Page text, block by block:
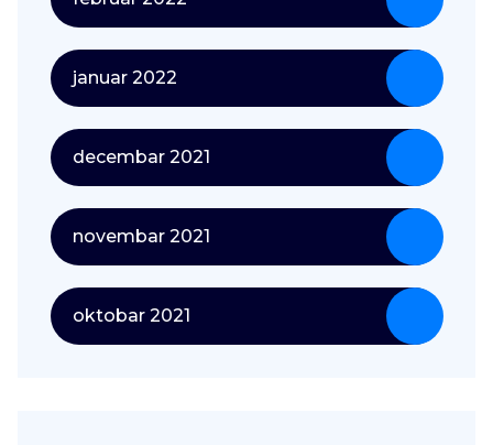
januar 2022
decembar 2021
novembar 2021
oktobar 2021